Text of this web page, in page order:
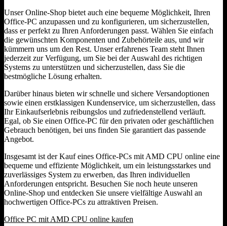
Unser Online-Shop bietet auch eine bequeme Möglichkeit, Ihren
Office-PC anzupassen und zu konfigurieren, um sicherzustellen,
dass er perfekt zu Ihren Anforderungen passt. Wählen Sie einfach
die gewünschten Komponenten und Zubehörteile aus, und wir
kümmern uns um den Rest. Unser erfahrenes Team steht Ihnen
jederzeit zur Verfügung, um Sie bei der Auswahl des richtigen
Systems zu unterstützen und sicherzustellen, dass Sie die
bestmögliche Lösung erhalten.
Darüber hinaus bieten wir schnelle und sichere Versandoptionen
sowie einen erstklassigen Kundenservice, um sicherzustellen, dass
Ihr Einkaufserlebnis reibungslos und zufriedenstellend verläuft.
Egal, ob Sie einen Office-PC für den privaten oder geschäftlichen
Gebrauch benötigen, bei uns finden Sie garantiert das passende
Angebot.
Insgesamt ist der Kauf eines Office-PCs mit AMD CPU online eine
bequeme und effiziente Möglichkeit, um ein leistungsstarkes und
zuverlässiges System zu erwerben, das Ihren individuellen
Anforderungen entspricht. Besuchen Sie noch heute unseren
Online-Shop und entdecken Sie unsere vielfältige Auswahl an
hochwertigen Office-PCs zu attraktiven Preisen.
Office PC mit AMD CPU online kaufen